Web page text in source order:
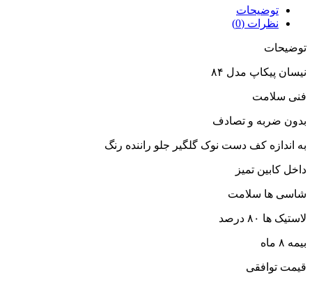
توضیحات
نظرات (0)
توضیحات
نیسان پیکاپ مدل ۸۴
فنی سلامت
بدون ضربه و تصادف
به اندازه کف دست نوک گلگیر جلو راننده رنگ
داخل کابین تمیز
شاسی ها سلامت
لاستیک ها ۸۰ درصد
بیمه ۸ ماه
قیمت توافقی